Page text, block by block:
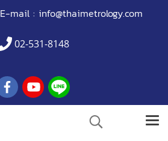
E-mail : info@thaimetrology.com
02-531-8148